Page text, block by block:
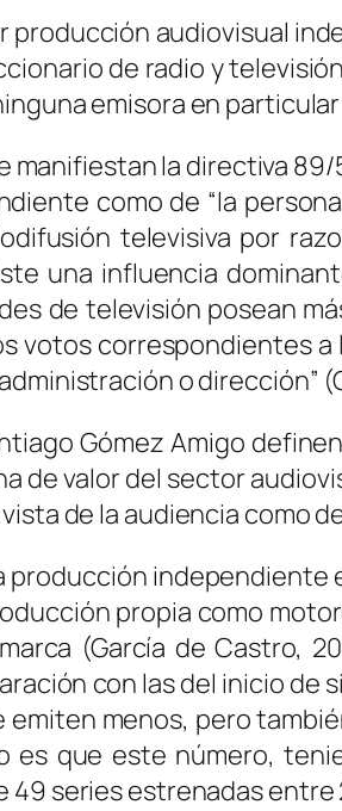
producción audiovisual
de radio y
emisora en
manifiestan la directiva
como de “la
televisiva por
una influencia
de televisión posean
votos correspondientes
o dirección”
Gómez Amigo
de valor del sector
de la audiencia como
producción
propia como
(García de Castro,
con las del inicio de
emiten menos, pero
es que este número,
49 series estrenadas